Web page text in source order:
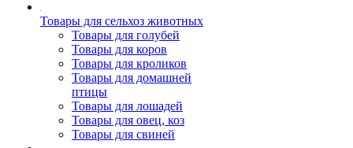
Товары для сельхоз животных
Товары для голубей
Товары для коров
Товары для кроликов
Товары для домашней
птицы
Товары для лошадей
Товары для овец, коз
Товары для свиней